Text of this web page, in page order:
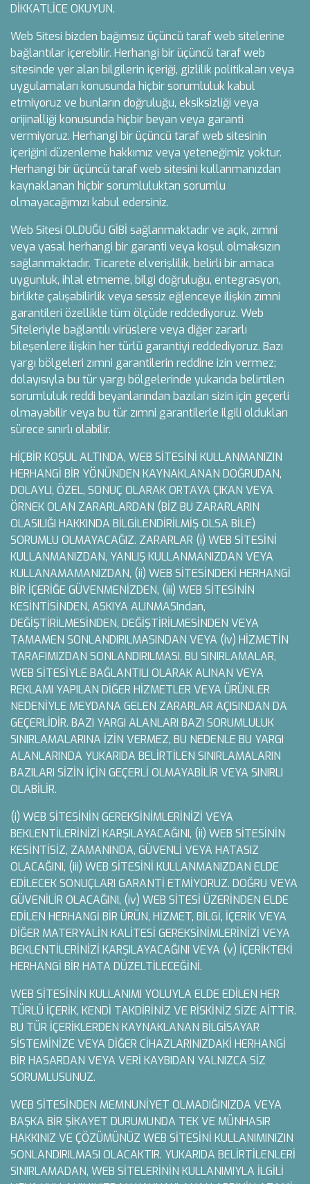
DİKKATLİCE OKUYUN.
Web Sitesi bizden bağımsız üçüncü taraf web sitelerine
bağlantılar içerebilir. Herhangi bir üçüncü taraf web
sitesinde yer alan bilgilerin içeriği, gizlilik politikaları veya
uygulamaları konusunda hiçbir sorumluluk kabul
etmiyoruz ve bunların doğruluğu, eksiksizliği veya
orijinalliği konusunda hiçbir beyan veya garanti
vermiyoruz. Herhangi bir üçüncü taraf web sitesinin
içeriğini düzenleme hakkımız veya yeteneğimiz yoktur.
Herhangi bir üçüncü taraf web sitesini kullanmanızdan
kaynaklanan hiçbir sorumluluktan sorumlu
olmayacağımızı kabul edersiniz.
Web Sitesi OLDUĞU GİBİ sağlanmaktadır ve açık, zımni
veya yasal herhangi bir garanti veya koşul olmaksızın
sağlanmaktadır. Ticarete elverişlilik, belirli bir amaca
uygunluk, ihlal etmeme, bilgi doğruluğu, entegrasyon,
birlikte çalışabilirlik veya sessiz eğlenceye ilişkin zımni
garantileri özellikle tüm ölçüde reddediyoruz. Web
Siteleriyle bağlantılı virüslere veya diğer zararlı
bileşenlere ilişkin her türlü garantiyi reddediyoruz. Bazı
yargı bölgeleri zımni garantilerin reddine izin vermez;
dolayısıyla bu tür yargı bölgelerinde yukarıda belirtilen
sorumluluk reddi beyanlarından bazıları sizin için geçerli
olmayabilir veya bu tür zımni garantilerle ilgili oldukları
sürece sınırlı olabilir.
HİÇBİR KOŞUL ALTINDA, WEB SİTESİNİ KULLANMANIZIN
HERHANGİ BİR YÖNÜNDEN KAYNAKLANAN DOĞRUDAN,
DOLAYLI, ÖZEL, SONUÇ OLARAK ORTAYA ÇIKAN VEYA
ÖRNEK OLAN ZARARLARDAN (BİZ BU ZARARLARIN
OLASILIĞI HAKKINDA BİLGİLENDİRİLMİŞ OLSA BİLE)
SORUMLU OLMAYACAĞIZ. ZARARLAR (i) WEB SİTESİNİ
KULLANMANIZDAN, YANLIŞ KULLANMANIZDAN VEYA
KULLANAMAMANIZDAN, (ii) WEB SİTESİNDEKİ HERHANGİ
BİR İÇERİĞE GÜVENMENİZDEN, (iii) WEB SİTESİNİN
KESİNTİSİNDEN, ASKIYA ALINMASIndan,
DEĞİŞTİRİLMESİNDEN, DEĞİŞTİRİLMESİNDEN VEYA
TAMAMEN SONLANDIRILMASINDAN VEYA (iv) HİZMETİN
TARAFIMIZDAN SONLANDIRILMASI. BU SINIRLAMALAR,
WEB SİTESİYLE BAĞLANTILI OLARAK ALINAN VEYA
REKLAMI YAPILAN DİĞER HİZMETLER VEYA ÜRÜNLER
NEDENİYLE MEYDANA GELEN ZARARLAR AÇISINDAN DA
GEÇERLİDİR. BAZI YARGI ALANLARI BAZI SORUMLULUK
SINIRLAMALARINA İZİN VERMEZ, BU NEDENLE BU YARGI
ALANLARINDA YUKARIDA BELİRTİLEN SINIRLAMALARIN
BAZILARI SİZİN İÇİN GEÇERLİ OLMAYABİLİR VEYA SINIRLI
OLABİLİR.
(i) WEB SİTESİNİN GEREKSİNİMLERİNİZİ VEYA
BEKLENTİLERİNİZİ KARŞILAYACAĞINI, (ii) WEB SİTESİNİN
KESİNTİSİZ, ZAMANINDA, GÜVENLİ VEYA HATASIZ
OLACAĞINI, (iii) WEB SİTESİNİ KULLANMANIZDAN ELDE
EDİLECEK SONUÇLARI GARANTİ ETMİYORUZ. DOĞRU VEYA
GÜVENİLİR OLACAĞINI, (iv) WEB SİTESİ ÜZERİNDEN ELDE
EDİLEN HERHANGİ BİR ÜRÜN, HİZMET, BİLGİ, İÇERİK VEYA
DİĞER MATERYALİN KALİTESİ GEREKSİNİMLERİNİZİ VEYA
BEKLENTİLERİNİZİ KARŞILAYACAĞINI VEYA (v) İÇERİKTEKİ
HERHANGİ BİR HATA DÜZELTİLECEĞİNİ.
WEB SİTESİNİN KULLANIMI YOLUYLA ELDE EDİLEN HER
TÜRLÜ İÇERİK, KENDİ TAKDİRİNİZ VE RİSKİNİZ SİZE AİTTİR.
BU TÜR İÇERİKLERDEN KAYNAKLANAN BİLGİSAYAR
SİSTEMİNİZE VEYA DİĞER CİHAZLARINIZDAKİ HERHANGİ
BİR HASARDAN VEYA VERİ KAYBIDAN YALNIZCA SİZ
SORUMLUSUNUZ.
WEB SİTESİNDEN MEMNUNİYET OLMADIĞINIZDA VEYA
BAŞKA BİR ŞİKAYET DURUMUNDA TEK VE MÜNHASIR
HAKKINIZ VE ÇÖZÜMÜNÜZ WEB SİTESİNİ KULLANIMINIZIN
SONLANDIRILMASI OLACAKTIR. YUKARIDA BELİRTİLENLERİ
SINIRLAMADAN, WEB SİTELERİNİN KULLANIMIYLA İLGİLİ